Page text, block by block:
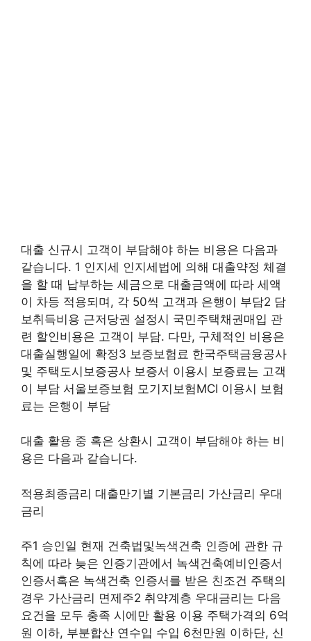
대출 신규시 고객이 부담해야 하는 비용은 다음과
같습니다. 1 인지세 인지세법에 의해 대출약정 체결
을 할 때 납부하는 세금으로 대출금액에 따라 세액
이 차등 적용되며, 각 50씩 고객과 은행이 부담2 담
보취득비용 근저당권 설정시 국민주택채권매입 관
련 할인비용은 고객이 부담. 다만, 구체적인 비용은
대출실행일에 확정3 보증보험료 한국주택금융공사
및 주택도시보증공사 보증서 이용시 보증료는 고객
이 부담 서울보증보험 모기지보험MCI 이용시 보험
료는 은행이 부담
대출 활용 중 혹은 상환시 고객이 부담해야 하는 비
용은 다음과 같습니다.
적용최종금리 대출만기별 기본금리 가산금리 우대
금리
주1 승인일 현재 건축법및녹색건축 인증에 관한 규
칙에 따라 늦은 인증기관에서 녹색건축예비인증서
인증서혹은 녹색건축 인증서를 받은 친조건 주택의
경우 가산금리 면제주2 취약계층 우대금리는 다음
요건을 모두 충족 시에만 활용 이용 주택가격의 6억
원 이하, 부분합산 연수입 수입 6천만원 이하단, 신